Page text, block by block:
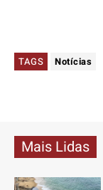
TAGS Notícias
Mais Lidas